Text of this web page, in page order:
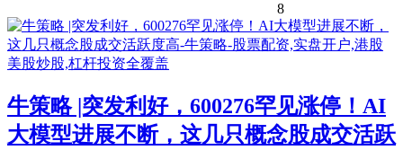
8
牛策略 |突发利好，600276罕见涨停！AI
大模型进展不断，这几只概念股成交活跃